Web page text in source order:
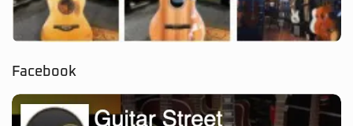
Facebook